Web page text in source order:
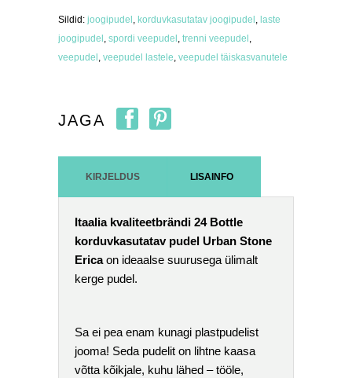
Sildid: joogipudel , korduvkasutatav joogipudel , laste
joogipudel , spordi veepudel , trenni veepudel ,
veepudel , veepudel lastele, veepudel täiskasvanutele
JAGA
KIRJELDUS LISAINFO
Itaalia kvaliteetbrändi 24 Bottle
korduvkasutatav pudel Urban Stone
Ericaon ideaalse suurusega ülimalt
kerge pudel.
Sa ei pea enam kunagi plastpudelist
jooma! Seda pudelit on lihtne kaasa
võtta kõikjale, kuhu lähed – tööle,